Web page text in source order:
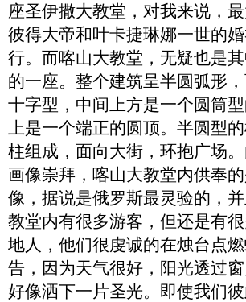
座圣伊撒大教堂，对我来说，最
彼得大帝和叶卡捷琳娜一世的
行。而喀山大教堂，无疑也是
的一座。整个建筑呈半圆弧形
十字型，中间上方是一个圆筒
上是一个端正的圆顶。半圆型
柱组成，面向大街，环抱广场
画像崇拜，喀山大教堂内供奉
像，据说是俄罗斯最灵验的，
教堂内有很多游客，但还是有
地人，他们很虔诚的在烛台点
告，因为天气很好，阳光透过窗
好像洒下一片圣光。即使我们彼